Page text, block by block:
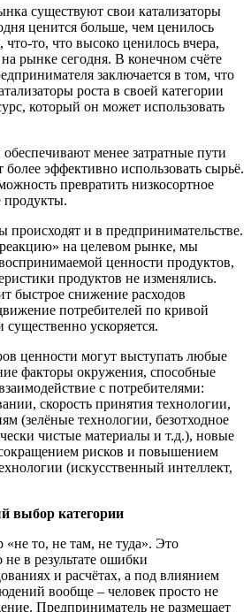
существуют свои катализаторы
ценится больше, чем ценилось
что-то, что высоко ценилось вчера,
рынке сегодня. В конечном счёте
заключается в том, что
роста в своей категории
который он может использовать
менее затратные пути
более эффективно использовать сырьё.
превратить низкосортное
продукты.
и в предпринимательстве.
на целевом рынке, мы
ценности продуктов,
продуктов не изменялись.
быстрое снижение расходов
потребителей по кривой
ускоряется.
ценности могут выступать любые
факторы окружения, способные
с потребителями:
скорость принятия технологии,
(зелёные технологии, безотходное
чистые материалы и т.д.), новые
рисков и повышением
(искусственный интеллект,
выбор категории
то, не там, не туда». Это
в результате ошибки
и расчётах, а под влиянием
вообще – человек просто не
Предприниматель не размещает